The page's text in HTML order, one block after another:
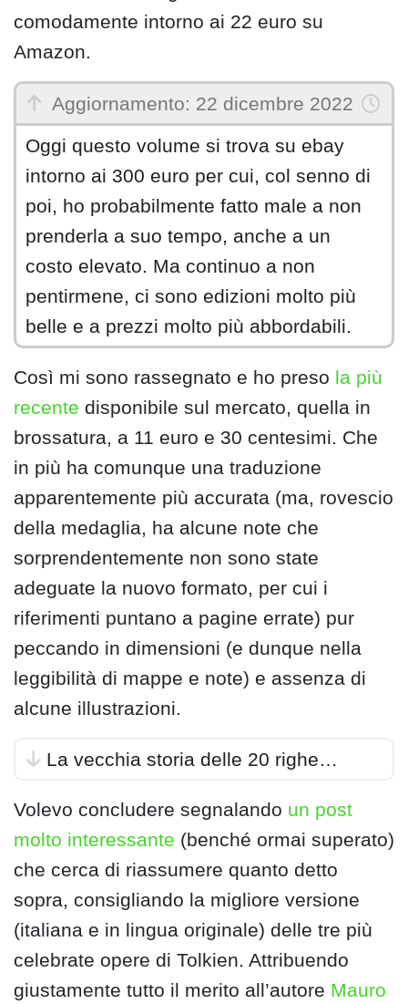
comodamente intorno ai 22 euro su
Amazon.
Aggiornamento: 22 dicembre 2022
Oggi questo volume si trova su ebay
intorno ai 300 euro per cui, col senno di
poi, ho probabilmente fatto male a non
prenderla a suo tempo, anche a un
costo elevato. Ma continuo a non
pentirmene, ci sono edizioni molto più
belle e a prezzi molto più abbordabili.
Così mi sono rassegnato e ho preso la più
recente disponibile sul mercato, quella in
brossatura, a 11 euro e 30 centesimi. Che
in più ha comunque una traduzione
apparentemente più accurata (ma, rovescio
della medaglia, ha alcune note che
sorprendentemente non sono state
adeguate la nuovo formato, per cui i
riferimenti puntano a pagine errate) pur
peccando in dimensioni (e dunque nella
leggibilità di mappe e note) e assenza di
alcune illustrazioni.
La vecchia storia delle 20 righe…
Volevo concludere segnalando un post
molto interessante (benché ormai superato)
che cerca di riassumere quanto detto
sopra, consigliando la migliore versione
(italiana e in lingua originale) delle tre più
celebrate opere di Tolkien. Attribuendo
giustamente tutto il merito all’autore Mauro